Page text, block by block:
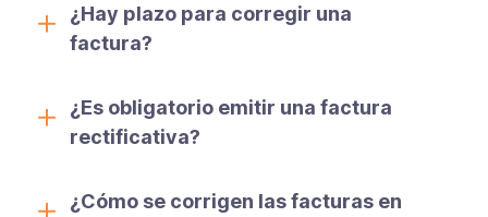
¿Hay plazo para corregir una
factura?
¿Es obligatorio emitir una factura
rectificativa?
¿Cómo se corrigen las facturas en